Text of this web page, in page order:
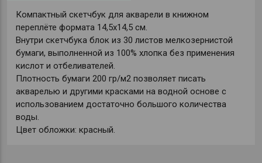
Компактный скетчбук для акварели в книжном
переплёте формата 14,5х14,5 см.
Внутри скетчбука блок из 30 листов мелкозернистой
бумаги, выполненной из 100% хлопка без применения
кислот и отбеливателей.
Плотность бумаги 200 гр/м2 позволяет писать
акварелью и другими красками на водной основе с
использованием достаточно большого количества
воды.
Цвет обложки: красный.